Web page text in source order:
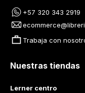
+57 320 343 2919
Trabaja con
Nuestras tiendas
Lerner centro